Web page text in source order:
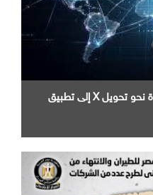
إطلاق " XChat " في خطوة جديدة نحو تحويل X إلى تطبيق